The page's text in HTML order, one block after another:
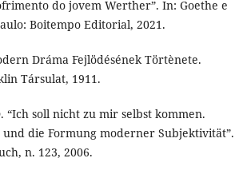
do jovem Werther”. In: Goethe e
Boitempo Editorial, 2021.
Dráma Fejlödésének Törtènete.
Társulat, 1911.
“Ich soll nicht zu mir selbst kommen.
die Formung moderner Subjektivität”.
n. 123, 2006.